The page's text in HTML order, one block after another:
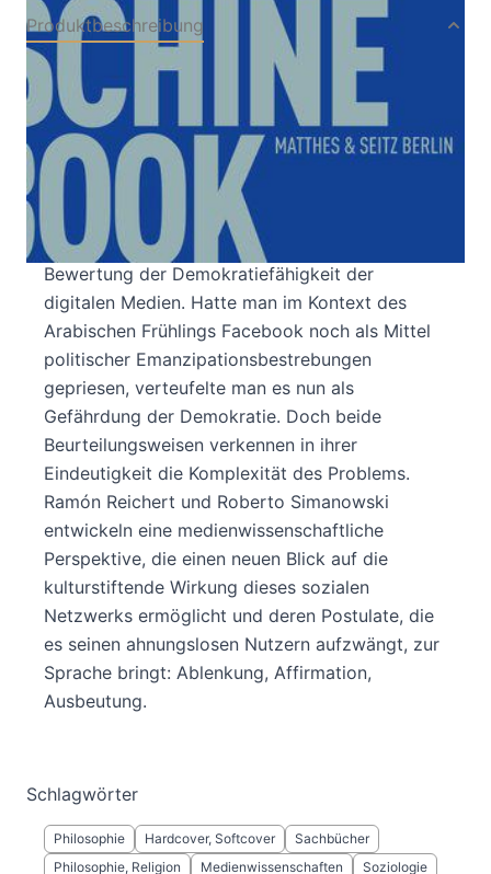
Produktbeschreibung
Wer sich mit den Leitmedien unserer Zeit
beschäftigt, empfand den Anfang des Jahres
2018 voller Spannung und Hoffnung. Der
Skandal um Facebook lenkte die
Aufmerksamkeit der Öffentlichkeit auf das,
wovor Medienwissenschaftler schon lange
warnten, und führte zu einer Kehrtwende in der
Bewertung der Demokratiefähigkeit der
digitalen Medien. Hatte man im Kontext des
Arabischen Frühlings Facebook noch als Mittel
politischer Emanzipationsbestrebungen
gepriesen, verteufelte man es nun als
Gefährdung der Demokratie. Doch beide
Beurteilungsweisen verkennen in ihrer
Eindeutigkeit die Komplexität des Problems.
Ramón Reichert und Roberto Simanowski
entwickeln eine medienwissenschaftliche
Perspektive, die einen neuen Blick auf die
kulturstiftende Wirkung dieses sozialen
Netzwerks ermöglicht und deren Postulate, die
es seinen ahnungslosen Nutzern aufzwängt, zur
Sprache bringt: Ablenkung, Affirmation,
Ausbeutung.
Schlagwörter
Philosophie Hardcover, Softcover
Sachbücher
Philosophie, Religion
Medienwissenschaften Soziologie